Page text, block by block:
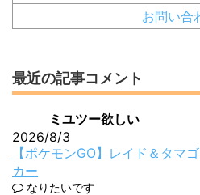
お問い合
最近の記事コメント
ミユツー欲しい
2026/8/3
【ポケモンGO】レイド＆タマ
カー
なりたいです